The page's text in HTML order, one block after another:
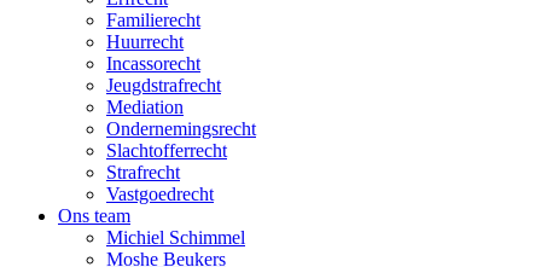
Familierecht
Huurrecht
Incassorecht
Jeugdstrafrecht
Mediation
Ondernemingsrecht
Slachtofferrecht
Strafrecht
Vastgoedrecht
Ons team
Michiel Schimmel
Moshe Beukers